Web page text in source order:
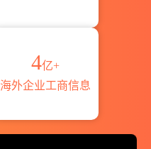
4亿+
海外企业工商信息